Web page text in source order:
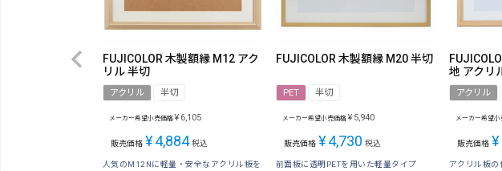
FUJICOLOR 木製額縁 M12 アク
リル 半切
アクリル 半切
メーカー希望小売価格 ¥ 6,105
販売価格 ¥4,884 税込
人気のM12Nに軽量・安全なアクリル板を
FUJICOLOR 木製額縁 M20 半切
PET 半切
メーカー希望小売価格 ¥ 5,940
販売価格 ¥4,730 税込
前面板に透明PETを用いた軽量タイプ
地 アクリ
アクリル
メーカー希望小
販売価格 ¥
アクリル板